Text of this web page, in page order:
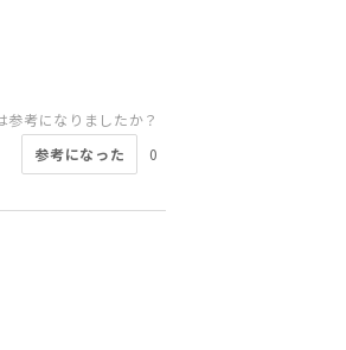
参考になりましたか？
参考になった
0